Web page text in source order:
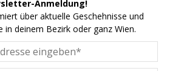
Anmeldung!
über aktuelle Geschehnisse und
in deinem Bezirk oder ganz Wien.